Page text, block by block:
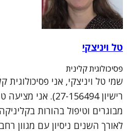
טל ויניצקי
פסיכולוגית קלינית
שמי טל ויניצקי, אני
רישיון 27-156494).
מבוגרים וטיפול בהורות
לאורך השנים ניסיון עם מגוון